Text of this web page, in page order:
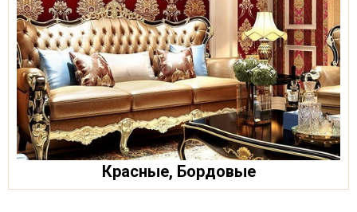
Красные, Бордовые